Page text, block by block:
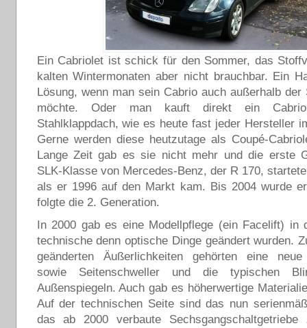
Ein Cabriolet ist schick für den Sommer, das
kalten Wintermonaten aber nicht brauchbar. Ein
Lösung, wenn man sein Cabrio auch außerhalb der
möchte. Oder man kauft direkt ein
Stahlklappdach, wie es heute fast jeder Hersteller
Gerne werden diese heutzutage als Coupé-
Lange Zeit gab es sie nicht mehr und die erste
SLK-Klasse von Mercedes-Benz, der R 170,
als er 1996 auf den Markt kam. Bis 2004 wurde
folgte die 2. Generation.
In 2000 gab es eine Modellpflege (ein Facelift) in
technische denn optische Dinge geändert wurden.
geänderten Äußerlichkeiten gehörten eine neue
sowie Seitenschweller und die typischen
Außenspiegeln. Auch gab es höherwertige
Auf der technischen Seite sind das nun
das ab 2000 verbaute Sechsgangschaltgetriebe